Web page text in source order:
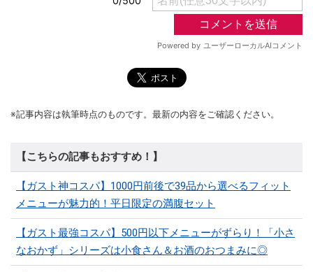
※記事内容は執筆時点のものです。最新の内容をご確認ください。
【こちらの記事もおすすめ！】
【ガスト神コスパ】1000円前後で39品から選べるフィット
メニューが魅力的！平日限定の満腹セット
【ガスト最強コスパ】500円以下メニューがずらり！「小さ
なおかず」シリーズは小食さん＆お酒のおつまみに◎